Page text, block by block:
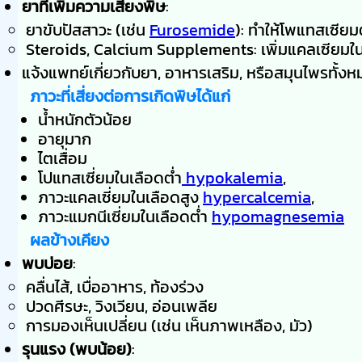
ยาที่เพิ่มความเสี่ยงพิษ:
ยาขับปัสสาวะ (เช่น Furosemide): ทำให้โพแทสเซีย
Steroids, Calcium Supplements: เพิ่มแคลเซียมใ
แจ้งแพทย์เกี่ยวกับยา, อาหารเสริม, หรือสมุนไพรทั้ง
ภาวะที่เสี่ยงต่อการเกิดพิษได้แก่
น้ำหนักตัวน้อย
อายุมาก
ไตเสื่อม
โปแทสเซี่ยมในเลือดต่ำhypokalemia,
ภาวะแคลเซี่ยมในเลือดสูงhypercalcemia,
ภาวะแมกนีเซี่ยมในเลือดต่ำ hypomagnesemia
ผลข้างเคียง
พบบ่อย:
คลื่นไส้, เบื่ออาหาร, ท้องร่วง
ปวดศีรษะ, วิงเวียน, อ่อนเพลีย
การมองเห็นเปลี่ยน (เช่น เห็นภาพเหลือง, มัว)
รุนแรง (พบน้อย):